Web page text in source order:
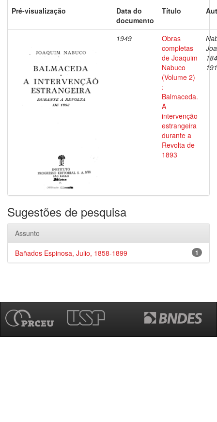
Pré-visualização
Data do
documento
Título
1949
Obras
completas
de Joaquim
Nabuco
(Volume 2)
:
Balmaceda.
A
intervenção
estrangeira
durante a
Revolta de
1893
Sugestões de pesquisa
Assunto
1
Bañados Espinosa, Julio, 1858-1899